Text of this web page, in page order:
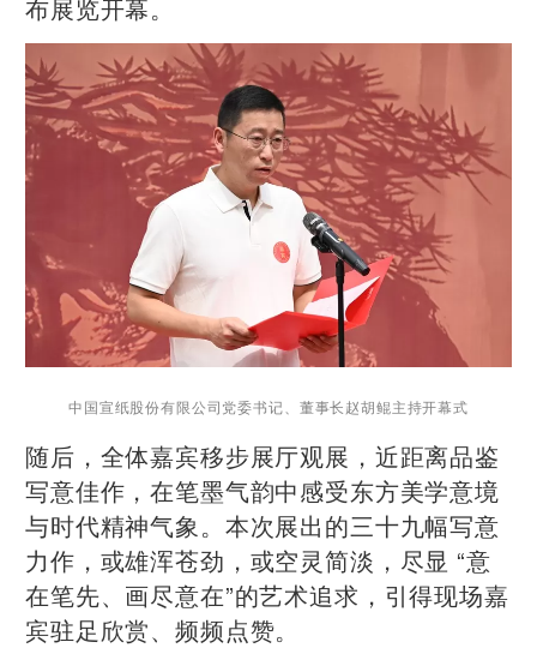
布展览开幕。
中国宣纸股份有限公司党委书记、董事长赵胡鲲主持开幕式
随后，全体嘉宾移步展厅观展，近距离品鉴
写意佳作，在笔墨气韵中感受东方美学意境
与时代精神气象。本次展出的三十九幅写意
力作，或雄浑苍劲，或空灵简淡，尽显 “意
在笔先、画尽意在”的艺术追求，引得现场嘉
宾驻足欣赏、频频点赞。